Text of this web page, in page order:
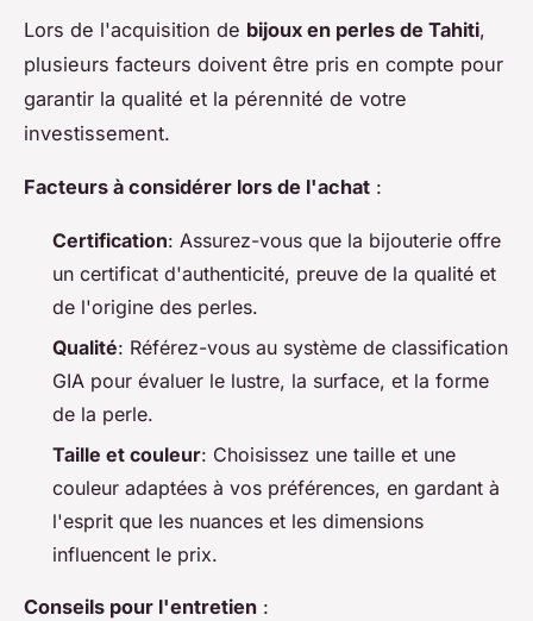
Lors de l'acquisition de bijoux en perles de Tahiti,
plusieurs facteurs doivent être pris en compte pour
garantir la qualité et la pérennité de votre
investissement.
Facteurs à considérer lors de l'achat :
Certification: Assurez-vous que la bijouterie offre
un certificat d'authenticité, preuve de la qualité et
de l'origine des perles.
Qualité: Référez-vous au système de classification
GIA pour évaluer le lustre, la surface, et la forme
de la perle.
Taille et couleur: Choisissez une taille et une
couleur adaptées à vos préférences, en gardant à
l'esprit que les nuances et les dimensions
influencent le prix.
Conseils pour l'entretien :